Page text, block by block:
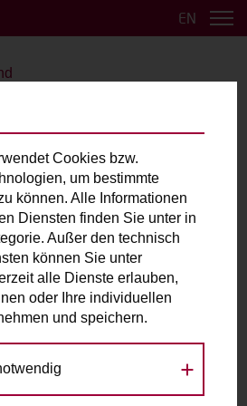
EN
Last E-Antrieb
(inkl. fahrende
H: 60cm
& Rückgabe
Cookies bzw.
um bestimmte
können. Alle Informationen
Diensten finden Sie unter in
Außer den technisch
können Sie unter
alle Dienste erlauben,
oder Ihre individuellen
und speichern.